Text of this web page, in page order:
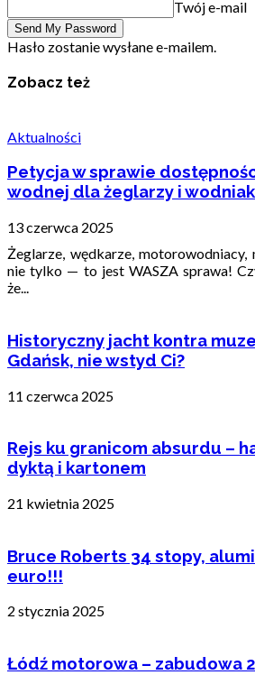
Twój e-mail
Hasło zostanie wysłane e-mailem.
Zobacz też
Aktualności
Petycja w sprawie
wodnej dla żeglarzy i
13 czerwca 2025
Żeglarze, wędkarze,
nie tylko — to jest WASZA sprawa!
że...
Historyczny jacht kontra
Gdańsk, nie wstyd Ci?
11 czerwca 2025
Rejs ku granicom absurdu –
dyktą i kartonem
21 kwietnia 2025
Bruce Roberts 34 stopy,
euro!!!
2 stycznia 2025
Łódź motorowa – zabudowa